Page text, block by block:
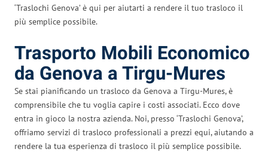
‘Traslochi Genova’ è qui per aiutarti a rendere il tuo trasloco il
più semplice possibile.
Trasporto Mobili Economico
da Genova a Tirgu-Mures
Se stai pianificando un trasloco da Genova a Tirgu-Mures, è
comprensibile che tu voglia capire i costi associati. Ecco dove
entra in gioco la nostra azienda. Noi, presso ‘Traslochi Genova’,
offriamo servizi di trasloco professionali a prezzi equi, aiutando a
rendere la tua esperienza di trasloco il più semplice possibile.